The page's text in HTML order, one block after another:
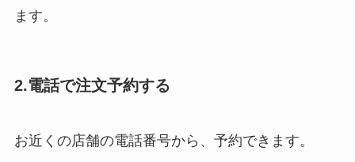
ます。
2.電話で注文予約する
お近くの店舗の電話番号から、予約できます。